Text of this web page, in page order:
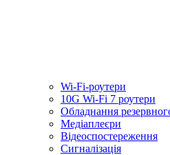
Wi-Fi-роутери
10G Wi-Fi 7 роутери
Обладнання
Медiаплеєри
Відеоспостереження
Сигналізація